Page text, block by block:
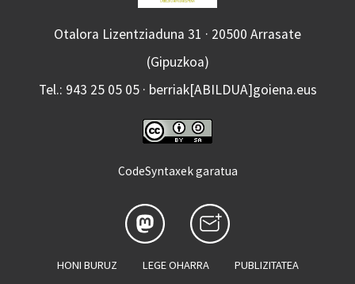
Otalora Lizentziaduna 31 · 20500 Arrasate
(Gipuzkoa)
Tel.: 943 25 05 05 · berriak[ABILDUA]goiena.eus
CodeSyntaxek garatua
HONI BURUZ LEGE OHARRA PUBLIZITATEA